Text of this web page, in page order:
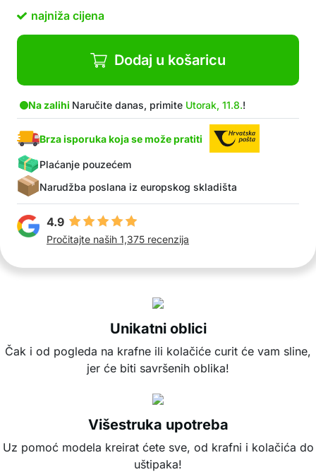
najniža cijena
Dodaj u košaricu
Na zalihi Naručite danas, primite Utorak, 11.8.!
Brza isporuka koja se može pratiti
Plaćanje pouzećem
Narudžba poslana iz europskog skladišta
4.9
Pročitajte naših 1,375 recenzija
Unikatni oblici
Čak i od pogleda na krafne ili kolačiće curit će vam sline,
jer će biti savršenih oblika!
Višestruka upotreba
Uz pomoć modela kreirat ćete sve, od krafni i kolačića do
uštipaka!